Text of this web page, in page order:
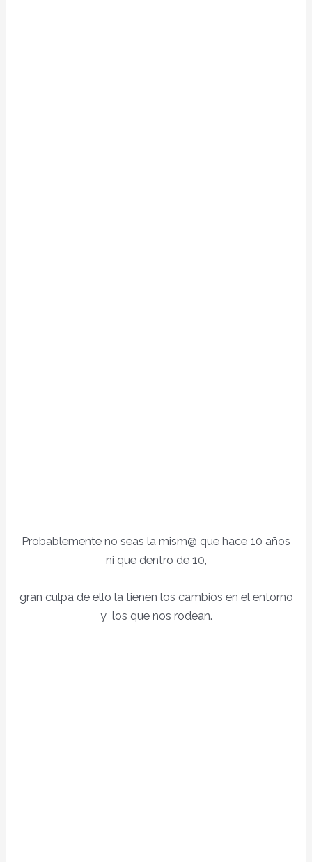
Probablemente no seas la mism@ que hace 10 años
ni que dentro de 10,
gran culpa de ello la tienen los cambios en el entorno
y los que nos rodean.